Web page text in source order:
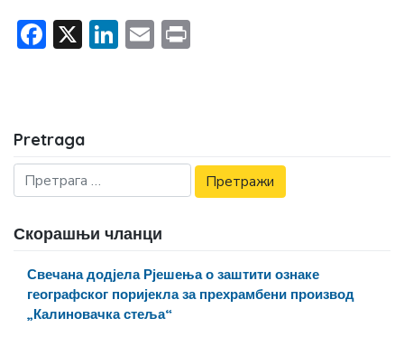
Facebook
X LinkedIn
Email
Pretraga
Скорашњи чланци
Свечана додјела Рјешења о заштити ознаке
географског поријекла за прехрамбени производ
„Калиновачка стеља“